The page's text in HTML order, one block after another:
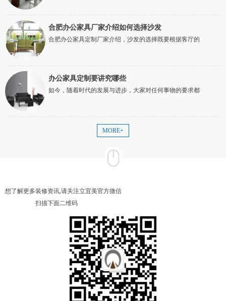
合肥办公家具厂家介绍如何选择沙发
合肥办公家具定制厂家介绍，沙发的选择既要根据客厅的
办公家具定制要讲究哪些
如今，随着时代的发展与进步，大家对任何事物的要求都
MORE+
想了解更多装修资讯,请关注立宜美官方微信
扫描下面二维码